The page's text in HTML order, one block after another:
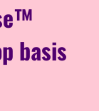
basis